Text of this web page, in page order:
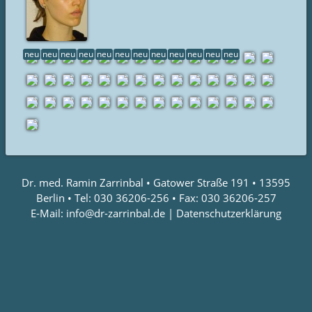
neu neu neu neu neu neu neu neu neu neu neu neu
Dr. med. Ramin Zarrinbal • Gatower Straße 191 • 13595
Berlin • Tel: 030 36206-256 • Fax: 030 36206-257
E-Mail: info@dr-zarrinbal.de | Datenschutzerklärung